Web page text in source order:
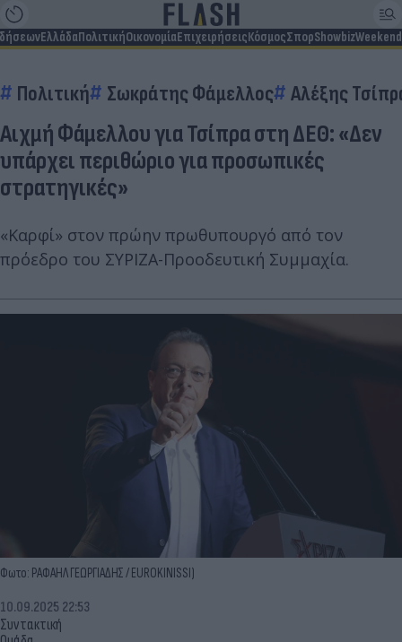
ΕλλάδαΠολιτικήΟικονομίαΕπιχειρήσειςΚόσμοςΣπορShowbizWeekend
Πολιτική Σωκράτης Φάμελλος Αλέξης
Αιχμή Φάμελλου για Τσίπρα στη ΔΕΘ: «Δεν
υπάρχει περιθώριο για προσωπικές
στρατηγικές»
«Καρφί» στον πρώην πρωθυπουργό από τον
πρόεδρο του ΣΥΡΙΖΑ-Προοδευτική Συμμαχία.
Φωτο: ΡΑΦΑΗΛ ΓΕΩΡΓΙΑΔΗΣ / EUROKINISSI)
Συντακτική
10.09.2025 22:53